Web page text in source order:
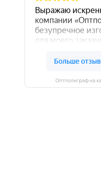
Оптполиграф на